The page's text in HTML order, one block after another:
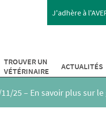
J'adhère à
TROUVER UN
VÉTÉRINAIRE
ACTUALITÉS
11/25 – En savoir plus sur